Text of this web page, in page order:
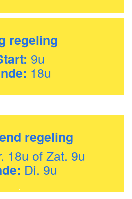
regeling
9u
18u
regeling
18u of Zat. 9u
Di. 9u
.